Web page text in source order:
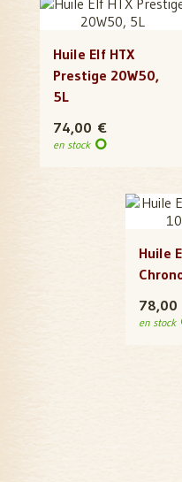
Huile Elf HTX
Prestige 20W50,
5L
74,00 €
en stock
Huile
en stock